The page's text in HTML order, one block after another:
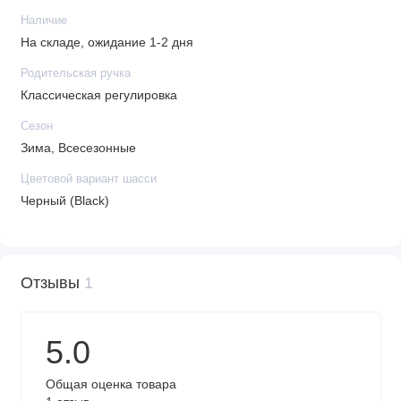
Наличие
На складе, ожидание 1-2 дня
Родительская ручка
Классическая регулировка
Сезон
Зима, Всесезонные
Цветовой вариант шасси
Черный (Black)
Отзывы 1
5.0
Общая оценка товара